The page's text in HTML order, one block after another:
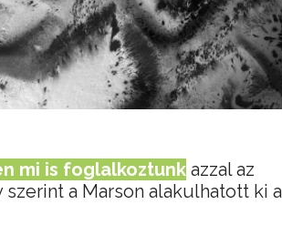
mi is foglalkoztunk azzal az
a Marson alakulhatott ki a